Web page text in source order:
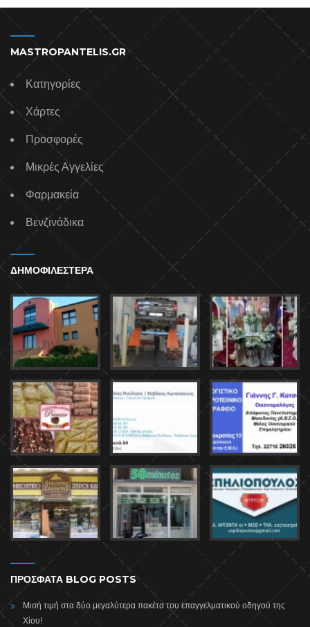
MASTROPANTELIS.GR
Κατηγορίες
Χάρτες
Προσφορές
Μικρές Αγγελίες
Φαρμακεία
Βενζινάδικα
ΔΗΜΟΦΙΛΕΣΤΕΡΑ
ΠΡΟΣΦΑΤΑ BLOG POSTS
Μισή τιμή στα δύο μεγαλύτερα πακέτα του επαγγελματικού οδηγού της
Χίου!